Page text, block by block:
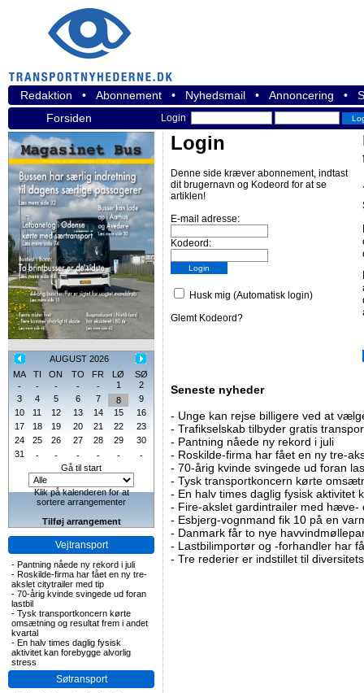
Redaktion • Abonnement • Nyhedsmail • Annoncering •
Forsiden
Login
AUGUST 2026
MA
TI ON TO FR LØ
SØ
-
- - - - 1
2
3
4 5 6 7 8
9
10
11 12 13 14 15
16
17
18 19 20 21 22
23
24
25 26 27 28 29
30
31
- - - - -
-
Gå til start
Klik på kalenderen for at
sortere arrangementer
Tilføj arrangement
Vejtransport
- Pantning nåede ny rekord i juli
- Roskilde-firma har fået en ny tre-
akslet citytrailer med tip
- 70-årig kvinde svingede ud foran
lastbil
- Tysk transportkoncern kørte
omsætning og resultat frem i andet
kvartal
- En halv times daglig fysisk
aktivitet kan forebygge alvorlig
stress
Søtransport
Login
Denne side kræver abonnement, indtast
dit brugernavn og Kodeord for at se
artiklen!
E-mail adresse:
Kodeord:
Husk mig (Automatisk login)
Glemt Kodeord?
Seneste nyheder
- Unge kan rejse billigere ved at
- Trafikselskab tilbyder gratis
- Pantning nåede ny rekord i juli
- Roskilde-firma har fået en ny tre-
- 70-årig kvinde svingede ud foran
- Tysk transportkoncern kørte
- En halv times daglig fysisk aktivitet
- Fire-akslet gardintrailer med hæve-
- Esbjerg-vognmand fik 10 på en
- Danmark får to nye
- Lastbilimportør og -forhandler har
- Tre rederier er indstillet til